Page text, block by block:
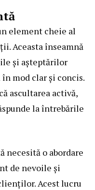
element cheie al
Aceasta înseamnă
și așteptărilor
mod clar și concis.
ascultarea activă,
la întrebările
necesită o abordare
de nevoile și
Acest lucru